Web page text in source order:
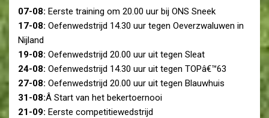
07-08: Eerste training om 20.00 uur bij ONS Sneek
17-08: Oefenwedstrijd 14.30 uur tegen Oeverzwaluwen in
Nijland
19-08: Oefenwedstrijd 20.00 uur uit tegen Sleat
24-08: Oefenwedstrijd 14.30 uur uit tegen TOPâ€™63
27-08: Oefenwedstrijd 20.00 uur uit tegen Blauwhuis
31-08:Â Start van het bekertoernooi
21-09: Eerste competitiewedstrijd